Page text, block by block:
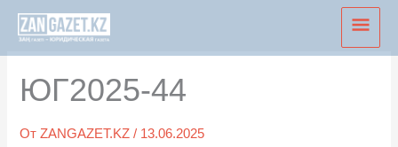
Перейти
содержимому
ЮГ2025-44
ОтZANGAZET.KZ/ 13.06.2025